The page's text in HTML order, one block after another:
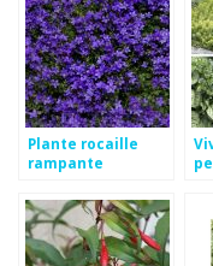
Plante rocaille
rampante